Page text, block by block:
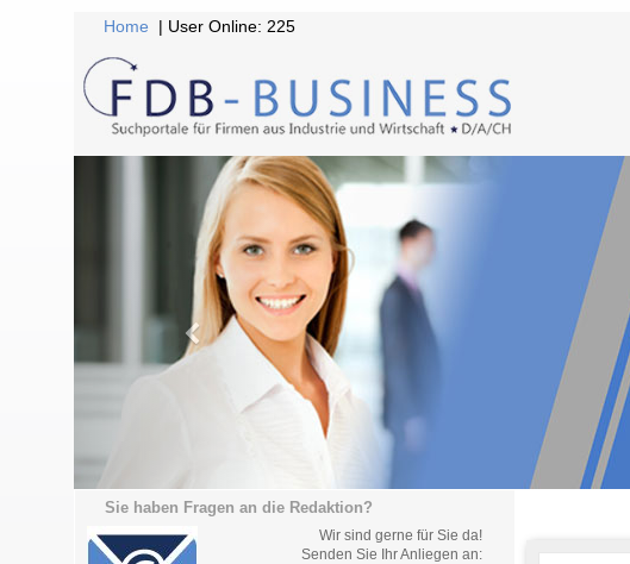
Home | User Online: 225
Sie haben Fragen an die Redaktion?
Wir sind gerne für Sie da!
Senden Sie Ihr Anliegen an: